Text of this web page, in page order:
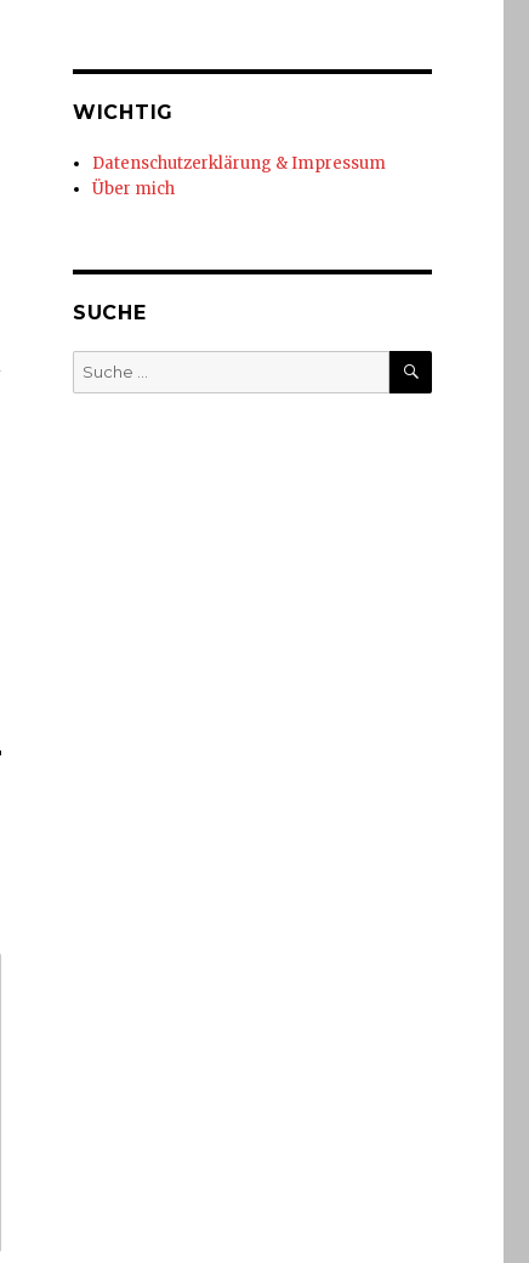
WICHTIG
Datenschutzerklärung & Impressum
Über mich
SUCHE
Suche
nach:
SUCHE